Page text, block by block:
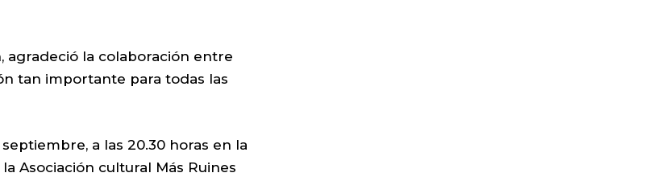
agradeció la colaboración entre
tan importante para todas las
a las 20.30 horas en la
Asociación cultural Más Ruines